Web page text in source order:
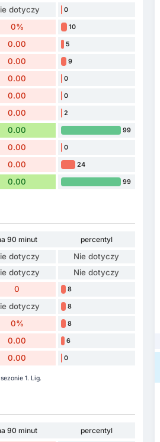
dotyczy 0
0% 10
0.00 5
0.00 9
0.00 0
0.00 0
0.00 2
0.00 99
0.00 0
0.00 24
0.00 99
90 minut
percentyl
dotyczy Nie dotyczy
dotyczy Nie dotyczy
0 8
dotyczy 8
0% 8
0.00 6
0.00 0
1. Lig.
90 minut
percentyl